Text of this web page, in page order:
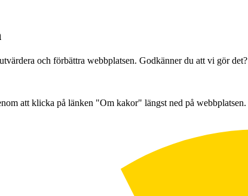
och förbättra webbplatsen. Godkänner du att vi gör det?
att klicka på länken "Om kakor" längst ned på webbplatsen.